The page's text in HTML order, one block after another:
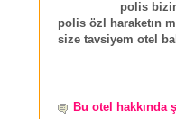
polis
polis özl haraketın
size tavsiyem otel
Bu otel hakkında